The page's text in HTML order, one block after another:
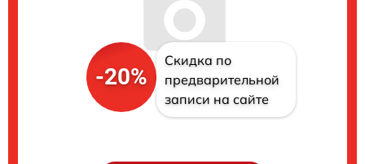
-20%
Скидка по
предварительной
записи на сайте